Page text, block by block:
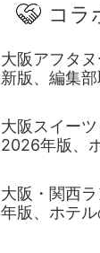
コラ
大阪アフタ
新版、編集
大阪スイー
2026年版、
大阪・関西
年版、ホテ